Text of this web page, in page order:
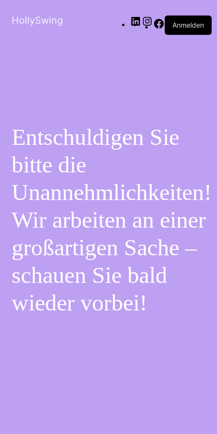
HollySwing Anmelden
Entschuldigen Sie
bitte die
Unannehmlichkeiten!
Wir arbeiten an einer
großartigen Sache –
schauen Sie bald
wieder vorbei!